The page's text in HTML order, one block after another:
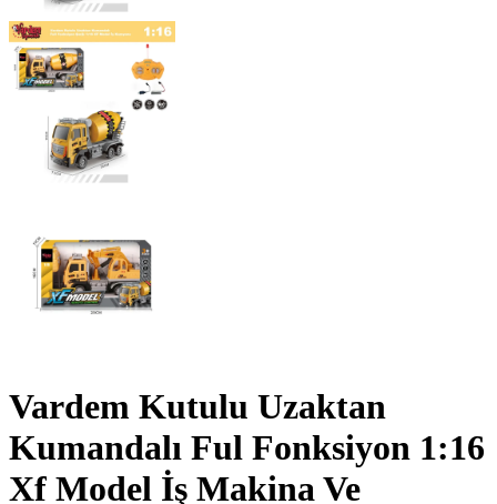
Vardem Kutulu Uzaktan
Kumandalı Ful Fonksiyon 1:16
Xf Model İş Makina Ve